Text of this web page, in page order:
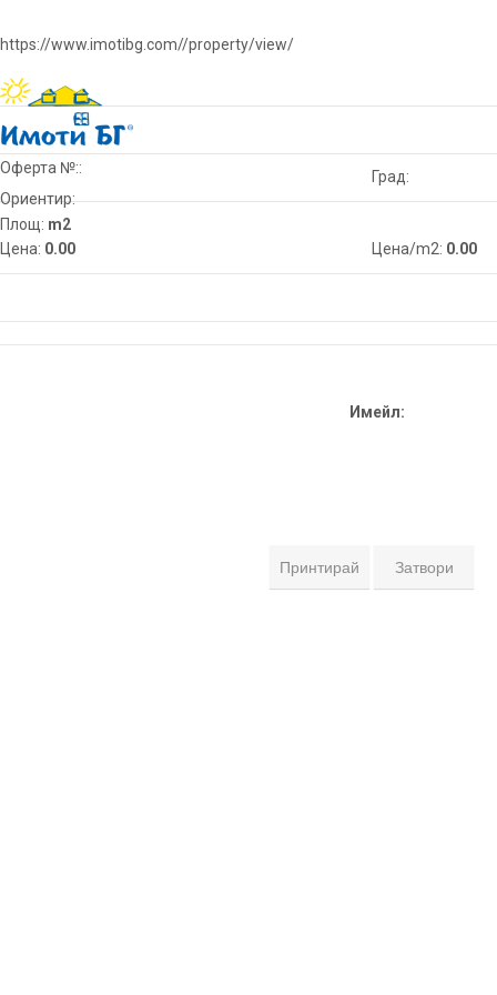
https://www.imotibg.com//property/view/
Оферта №::
Град:
Ориентир:
Площ: m2
Цена: 0.00 Цена/m2: 0.00
Имейл: